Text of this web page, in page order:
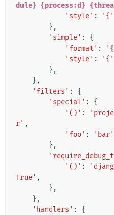
dule} {process:d}
'style' : '{'
},
'simple' :
{
'format' : '
'style' : '{'
},
},
'filters' :
{
'special' :
{
'()' :
r' ,
'foo' : 'bar'
},
'()' :
True' ,
},
},
'handlers' :
{